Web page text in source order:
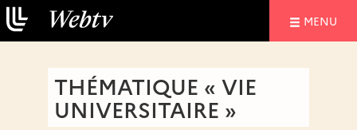
MENU
THÉMATIQUE « VIE
UNIVERSITAIRE »